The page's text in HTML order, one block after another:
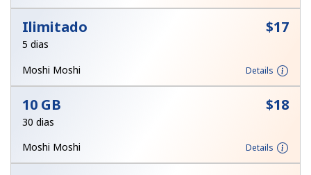
Esqueceu sua senha? →
Ilimitado ⁦$17⁩
5 dias
Moshi Moshi
Details
10 GB ⁦$18⁩
30 dias
Moshi Moshi
Details